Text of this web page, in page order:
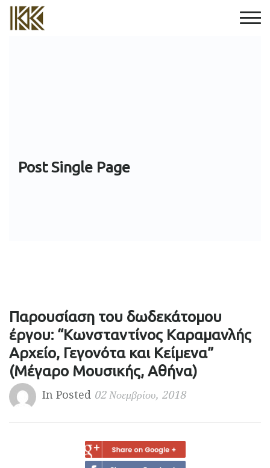
Post Single Page
Παρουσίαση του δωδεκάτομου
έργου: “Κωνσταντίνος Καραμανλής
Αρχείο, Γεγονότα και Κείμενα”
(Μέγαρο Μουσικής, Αθήνα)
In Posted 02 Νοεμβρίου, 2018